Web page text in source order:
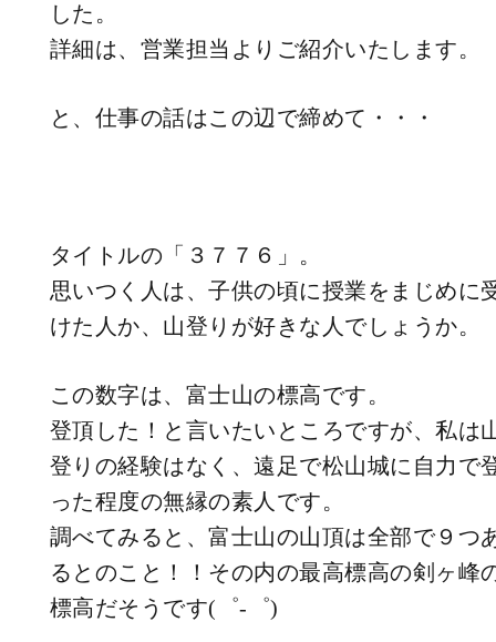
した。
詳細は、営業担当よりご紹介いたします。
と、仕事の話はこの辺で締めて・・・
タイトルの「３７７６」。
思いつく人は、子供の頃に授業をまじめに
けた人か、山登りが好きな人でしょうか。
この数字は、富士山の標高です。
登頂した！と言いたいところですが、私は
登りの経験はなく、遠足で松山城に自力で
った程度の無縁の素人です。
調べてみると、富士山の山頂は全部で９つ
るとのこと！！その内の最高標高の剣ヶ峰
標高だそうです(゜-゜)